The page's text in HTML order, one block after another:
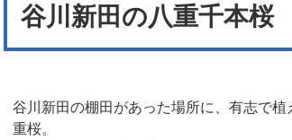
谷川新田の八重千本桜
谷川新田の棚田があった場所に、有志で植
重桜。